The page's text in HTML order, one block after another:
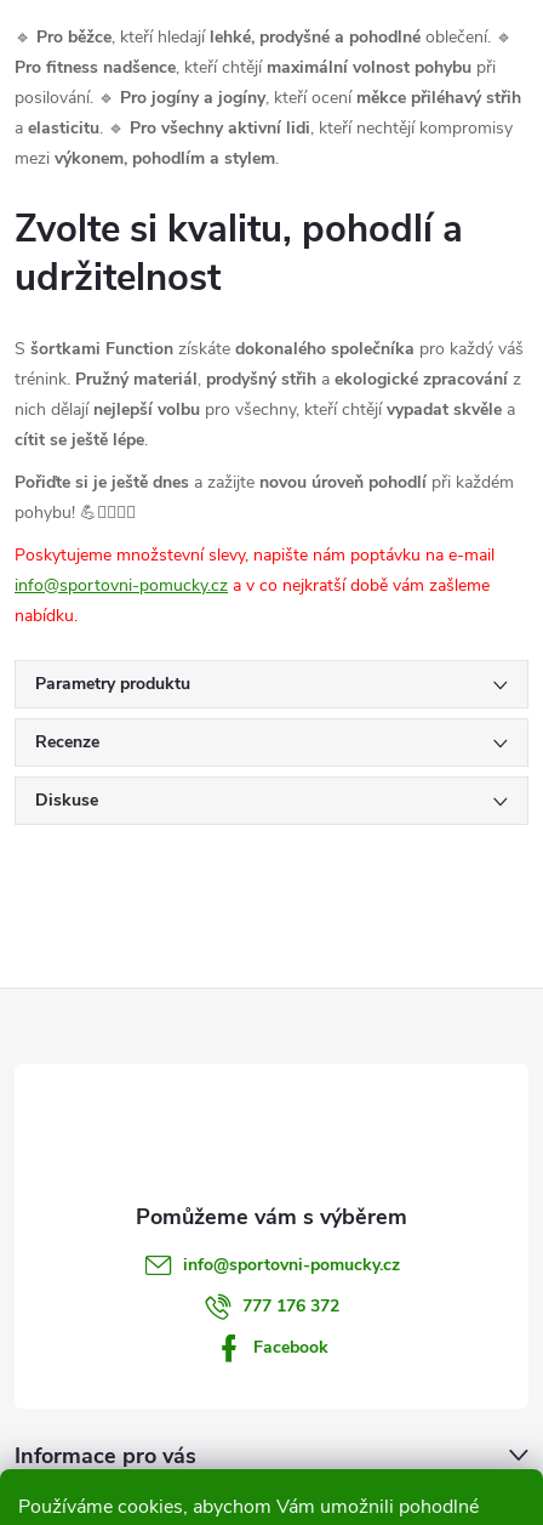
Používáme cookies, abychom Vám umožnili pohodlné
🔹 Pro běžce, kteří hledají lehké, prodyšné a pohodlné oblečení. 🔹
Pro fitness nadšence, kteří chtějí maximální volnost pohybu při
posilování. 🔹 Pro jogíny a jogíny, kteří ocení měkce přiléhavý střih
a elasticitu. 🔹 Pro všechny aktivní lidi, kteří nechtějí kompromisy
mezi výkonem, pohodlím a stylem.
Zvolte si kvalitu, pohodlí a
udržitelnost
S šortkami Function získáte dokonalého společníka pro každý váš
trénink. Pružný materiál, prodyšný střih a ekologické zpracování z
nich dělají nejlepší volbu pro všechny, kteří chtějívypadat skvěle a
cítit se ještě lépe.
Pořiďte si je ještě dnes a zažijte novou úroveň pohodlí při každém
pohybu! 💪🏃‍♂️🧘‍♀️
Poskytujeme množstevní slevy, napište nám poptávku na e-mail
info@sportovni-pomucky.cz a v co nejkratší době vám zašleme
nabídku.
Parametry produktu
Recenze
Diskuse
info@sportovni-pomucky.cz
777 176 372
Facebook
Informace pro vás